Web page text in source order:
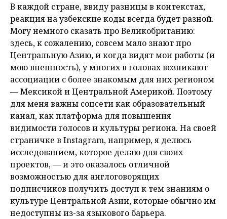
В каждой стране, ввиду разницы в контекстах,
реакция на узбекские коды всегда будет разной.
Могу немного сказать про Великобританию:
здесь, к сожалению, совсем мало знают про
Центральную Азию, и когда видят мои работы (и
мою внешность), у многих в головах возникают
ассоциации с более знакомым для них регионом
— Мексикой и Центральной Америкой. Поэтому
для меня важны соцсети как образовательный
канал, как платформа для повышения
видимости голосов и культуры региона. На своей
страничке в Instagram, например, я делюсь
исследованием, которое делаю для своих
проектов, — и это оказалось отличной
возможностью для англоговорящих
подписчиков получить доступ к тем знаниям о
культуре Центральной Азии, которые обычно им
недоступны из-за языкового барьера.